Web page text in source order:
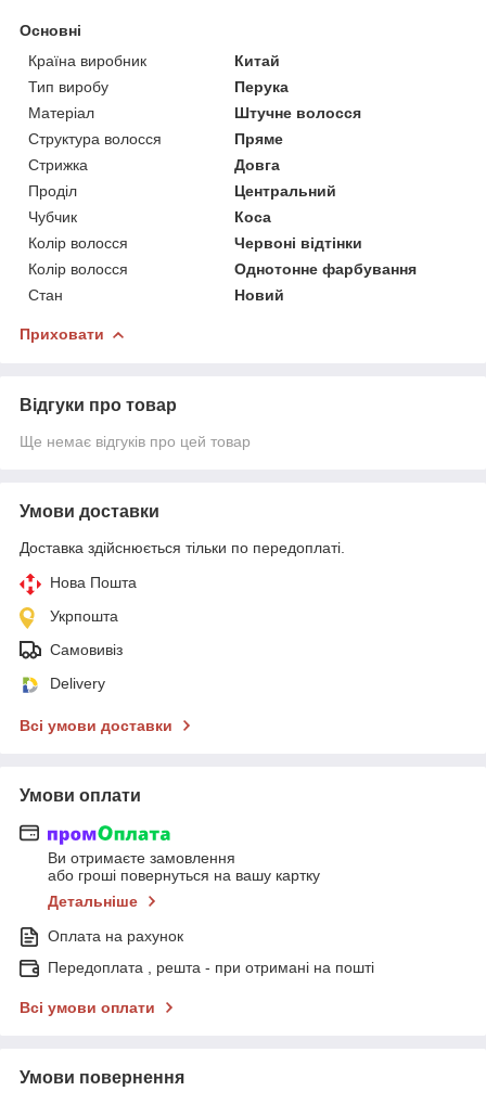
Основні
Країна виробник
Китай
Тип виробу
Перука
Матеріал
Штучне волосся
Структура волосся
Пряме
Стрижка
Довга
Проділ
Центральний
Чубчик
Коса
Колір волосся
Червоні відтінки
Колір волосся
Однотонне фарбування
Стан
Новий
Приховати
Відгуки про товар
Ще немає відгуків про цей товар
Умови доставки
Доставка здійснюється тільки по передоплаті.
Нова Пошта
Укрпошта
Самовивіз
Delivery
Всі умови доставки
Умови оплати
Ви отримаєте замовлення
або гроші повернуться на вашу картку
Детальніше
Оплата на рахунок
Передоплата , решта - при отримані на пошті
Всі умови оплати
Умови повернення